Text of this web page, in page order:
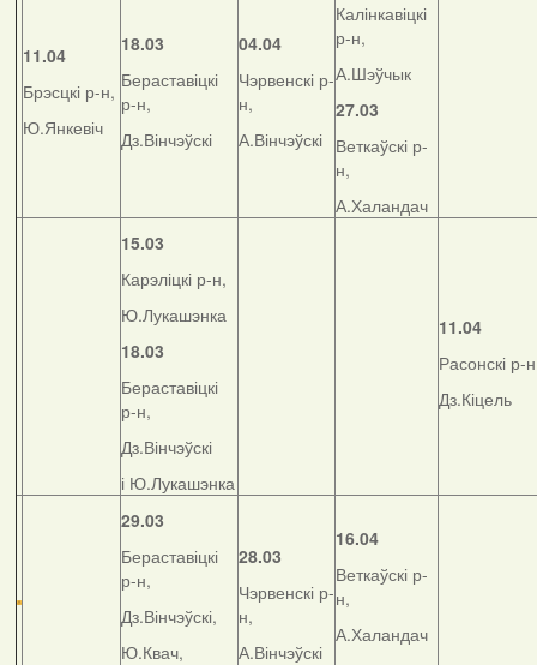
11.04
Брэсцкі р-н,
Ю.Янкевіч
18.03
Бераставіцкі
р-н,
Дз.Вінчэўскі
04.04
Чэрвенскі р-
н,
А.Вінчэўскі
Калінкавіцкі
р-н,
А.Шэўчык
27.03
Веткаўскі р-
н,
А.Халандач
15.03
Карэліцкі р-н,
Ю.Лукашэнка
18.03
Бераставіцкі
р-н,
Дз.Вінчэўскі
і Ю.Лукашэнка
11.04
Расонскі р-
Дз.Кіцель
29.03
Бераставіцкі
р-н,
Дз.Вінчэўскі,
Ю.Квач,
28.03
Чэрвенскі р-
н,
А.Вінчэўскі
16.04
Веткаўскі р-
н,
А.Халандач